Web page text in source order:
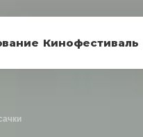
Кинофестиваль